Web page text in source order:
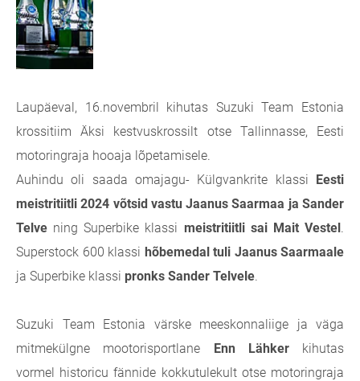
Laupäeval, 16.novembril kihutas Suzuki Team Estonia
krossitiim Äksi kestvuskrossilt otse Tallinnasse, Eesti
motoringraja hooaja lõpetamisele.
Auhindu oli saada omajagu- Külgvankrite klassi Eesti
meistritiitli 2024 võtsid vastu Jaanus Saarmaa ja Sander
Telve ning Superbike klassi meistritiitli sai Mait Vestel.
Superstock 600 klassi hõbemedal tuli Jaanus Saarmaale
ja Superbike klassi pronks Sander Telvele.
Suzuki Team Estonia värske meeskonnaliige ja väga
mitmekülgne mootorisportlane Enn Lähkerkihutas
vormel historicu fännide kokkutulekult otse motoringraja